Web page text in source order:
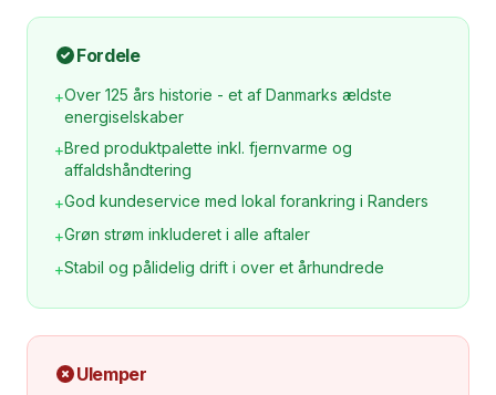
Fordele
+Over 125 års historie - et af Danmarks ældste
energiselskaber
+Bred produktpalette inkl. fjernvarme og
affaldshåndtering
+God kundeservice med lokal forankring i Randers
+Grøn strøm inkluderet i alle aftaler
+Stabil og pålidelig drift i over et århundrede
Ulemper